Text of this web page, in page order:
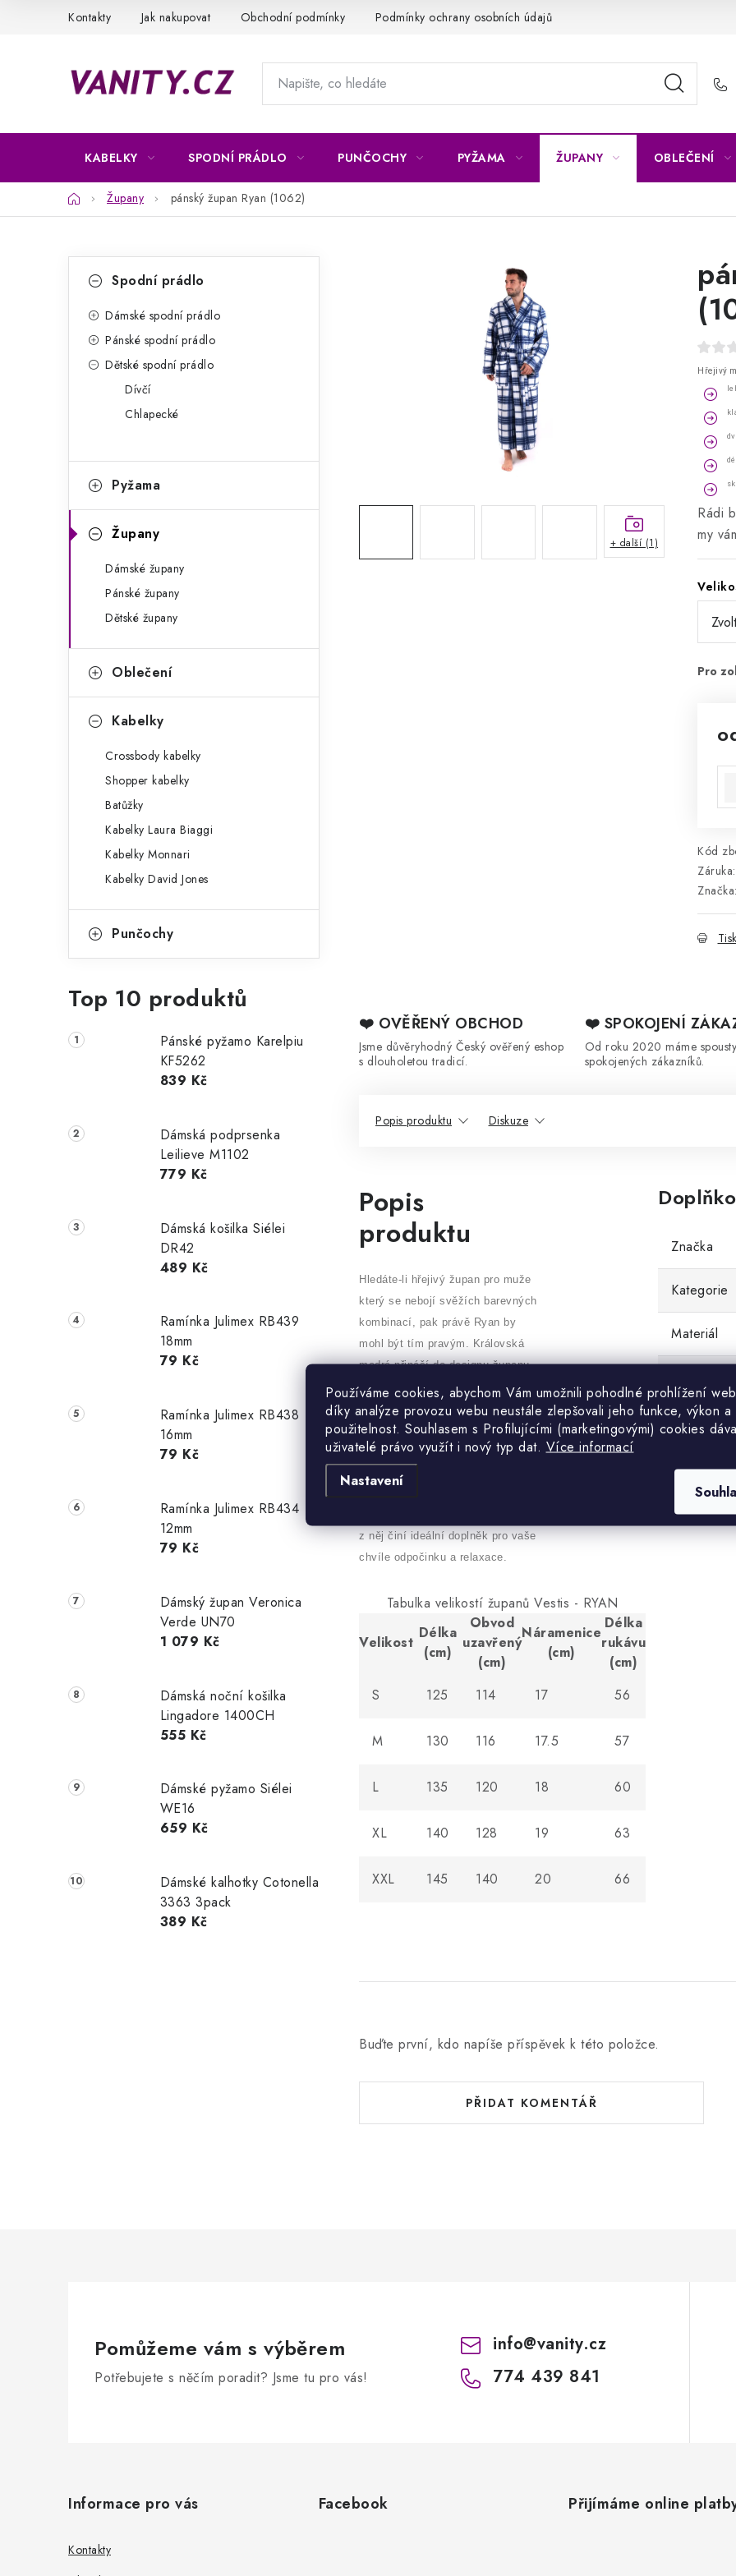
Používáme cookies, abychom Vám umožnili pohodlné prohlížení
díky analýze provozu webu neustále zlepšovali jeho funkce, výkon a
použitelnost. Souhlasem s Profilujícími (marketingovými) cookies
uživatelé právo využít i nový typ dat. Více informací
Nastavení
Kontakty Jak nakupovat Obchodní podmínky Podmínky ochrany osobních údajů
KABELKY SPODNÍ PRÁDLO PUNČOCHY PYŽAMA ŽUPANY OBLEČENÍ
DomůŽupany pánský župan Ryan (1062)
n
í
p
e
kategorie
i
Spodní prádlo
Dámské spodní prádlo
Pánské spodní prádlo
Dětské spodní prádlo
Dívčí
Chlapecké
Pyžama
Župany
Dámské župany
Pánské župany
Dětské župany
Oblečení
Kabelky
Crossbody kabelky
Shopper kabelky
Batůžky
Kabelky Laura Biaggi
Kabelky Monnari
Kabelky David Jones
Punčochy
Top 10 produktů
Pánské pyžamo Karelpiu
KF5262
839 Kč
Dámská podprsenka
Leilieve M1102
779 Kč
Dámská košilka Siélei
DR42
489 Kč
Ramínka Julimex RB439
18mm
79 Kč
Ramínka Julimex RB438
16mm
79 Kč
Ramínka Julimex RB434
12mm
79 Kč
Dámský župan Veronica
Verde UN70
1 079 Kč
Dámská noční košilka
Lingadore 1400CH
555 Kč
Dámské pyžamo Siélei
WE16
659 Kč
Dámské kalhotky Cotonella
3363 3pack
389 Kč
Hřejivý
Rádi
my
Kód
Záruka:
+ další (1)
❤️ OVĚŘENÝ OBCHOD
Jsme důvěryhodný Český ověřený eshop
s dlouholetou tradicí.
❤️ SPOKOJENÍ
Od roku 2020 máme
spokojených zákazníků.
Popis produktu Diskuze
Popis
produktu
Hledáte-li hřejivý župan pro muže
který se nebojí svěžích barevných
kombinací, pak právě Ryan by
mohl být tím pravým. Královská
modrá přináší do designu županu
sofistikovanost a eleganci, zatímco
bílá barva dodává svěžest a
čistotu. Tyto barvy spolu vytvářejí
harmonický a stylový kontrast,
který je zároveň nadčasový i
z něj činí ideální doplněk pro vaše
chvíle odpočinku a relaxace.
Tabulka velikostí županů Vestis - RYAN
Velikost
Délka
(cm)
Obvod
uzavřený
(cm)
Náramenice
(cm)
Délka
rukávu
(cm)
S
125 114 17 56
M 130 116 17.5 57
L 135 120 18 60
XL 140 128 19 63
XXL 145 140 20 66
Značka
Kategorie
Materiál
účel
Vhodné
Buďte první, kdo napíše příspěvek k této položce.
PŘIDAT KOMENTÁŘ
Pomůžeme vám s výběrem
Potřebujete s něčím poradit? Jsme tu pro vás!
info@vanity.cz
774 439 841
Informace pro vás
Kontakty
Facebook Přijímáme online